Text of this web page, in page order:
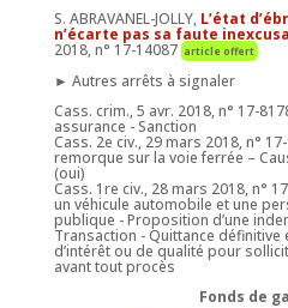
S. ABRAVANEL-JOLLY, L’état
n’écarte pas sa faute
2018, n° 17-14087 article offert
► Autres arrêts à signaler
Cass. crim., 5 avr. 2018, n° 17-
assurance - Sanction
Cass. 2e civ., 29 mars 2018, n°
remorque sur la voie ferrée –
(oui)
Cass. 1re civ., 28 mars 2018, n°
un véhicule automobile et une
publique - Proposition d’une
Transaction - Quittance définitive
d’intérêt ou de qualité pour
avant tout procès
Fonds de